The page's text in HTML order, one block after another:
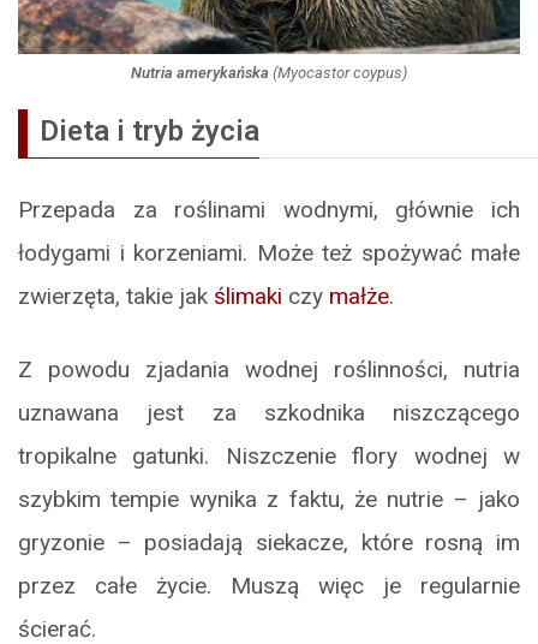
Nutria amerykańska (Myocastor coypus)
Dieta i tryb życia
Przepada za roślinami wodnymi, głównie ich
łodygami i korzeniami. Może też spożywać małe
zwierzęta, takie jak ślimaki czy małże.
Z powodu zjadania wodnej roślinności, nutria
uznawana jest za szkodnika niszczącego
tropikalne gatunki. Niszczenie flory wodnej w
szybkim tempie wynika z faktu, że nutrie – jako
gryzonie – posiadają siekacze, które rosną im
przez całe życie. Muszą więc je regularnie
ścierać.